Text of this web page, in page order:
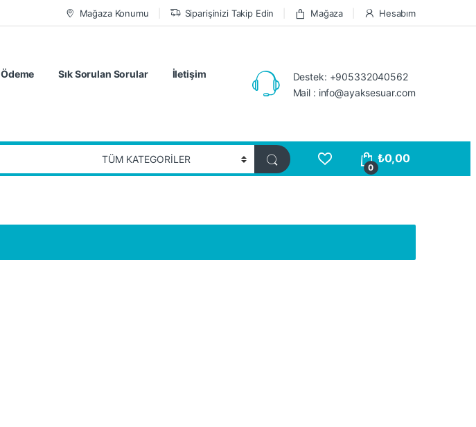
Mağaza Konumu Siparişinizi Takip Edin Mağaza Hesabım
Ödeme Sık Sorulan Sorular İletişim
Destek: +905332040562
Mail : info@ayaksesuar.com
0
₺0,00